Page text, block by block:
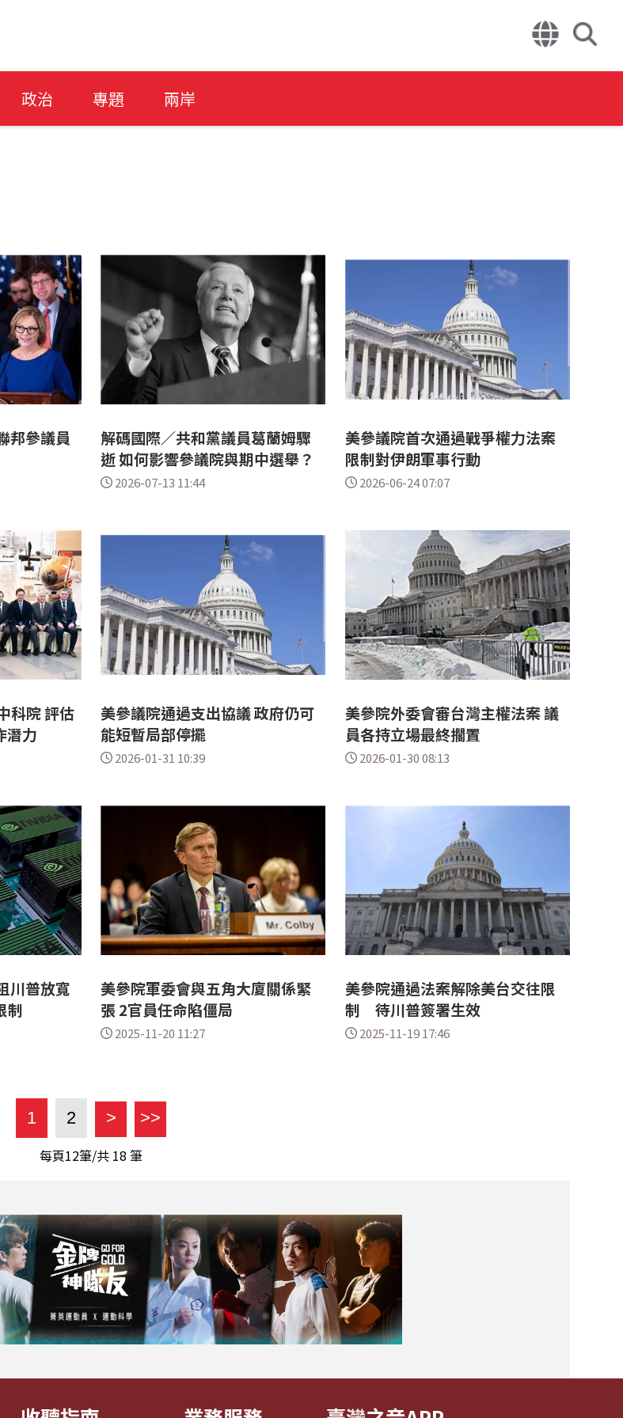
政治 專題 兩岸
邦參議員
解碼國際／共和黨議員葛蘭姆驟
逝 如何影響參議院與期中選舉？
2026-07-13 11:44
美參議院首次通過戰爭權力法案
限制對伊朗軍事行動
2026-06-24 07:07
科院 評估
潛力
美參議院通過支出協議 政府仍可
能短暫局部停擺
2026-01-31 10:39
美參院外委會審台灣主權法案 議
員各持立場最終擱置
2026-01-30 08:13
川普放寬
制
美參院軍委會與五角大廈關係緊
張 2官員任命陷僵局
2025-11-20 11:27
美參院通過法案解除美台交往限
制 待川普簽署生效
2025-11-19 17:46
1 2 > >>
每頁12筆/共 18 筆